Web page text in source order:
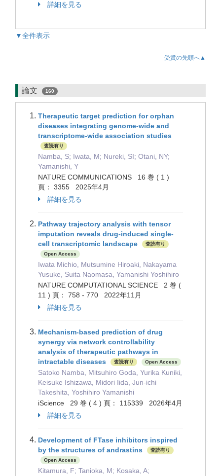
詳細を見る
▼全件表示
受賞の先頭へ▲
論文 160
Therapeutic target prediction for orphan
diseases integrating genome-wide and
transcriptome-wide association studies
査読有り
Namba, S; Iwata, M; Nureki, SI; Otani, NY;
Yamanishi, Y
NATURE COMMUNICATIONS 16 巻 ( 1 )
頁： 3355 2025年4月
詳細を見る
Pathway trajectory analysis with tensor
imputation reveals drug-induced single-
cell transcriptomic landscape
査読有り
Open Access
Iwata Michio, Mutsumine Hiroaki, Nakayama
Yusuke, Suita Naomasa, Yamanishi Yoshihiro
NATURE COMPUTATIONAL SCIENCE 2 巻 (
11 ) 頁： 758 - 770 2022年11月
詳細を見る
Mechanism-based prediction of drug
synergy via network controllability
analysis of therapeutic pathways in
intractable diseases
査読有り Open Access
Satoko Namba, Mitsuhiro Goda, Yurika Kuniki,
Keisuke Ishizawa, Midori Iida, Jun-ichi
Takeshita, Yoshihiro Yamanishi
iScience 29 巻 ( 4 ) 頁： 115339 2026年4月
詳細を見る
Development of FTase inhibitors inspired
by the structures of andrastins
査読有り
Open Access
Kitamura, F; Tanioka, M; Kosaka, A;